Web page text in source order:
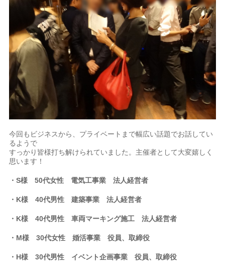
今回もビジネスから、プライベートまで幅広い話題でお話してい
るようで
すっかり皆様打ち解けられていました。主催者として大変嬉しく
思います！
・S様 50代女性 電気工事業 法人経営者
・K様 40代男性 建築事業 法人経営者
・K様 40代男性 車両マーキング施工 法人経営者
・M様 30代女性 婚活事業 役員、取締役
・H様 30代男性 イベント企画事業役員、取締役